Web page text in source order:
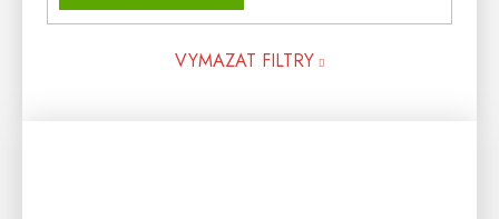
VYMAZAT FILTRY